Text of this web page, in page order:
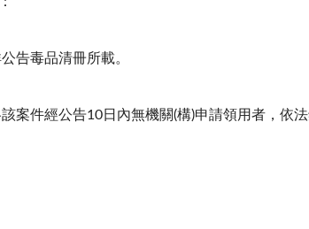
告毒品清冊所載。
案件經公告10日內無機關(構)申請領用者，依法